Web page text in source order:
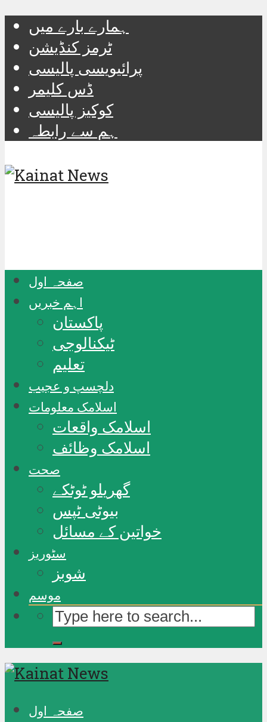
ہمارے بارے میں
ٹرمز کنڈیشن
پرائیویسی پالیسی
ڈس کلیمر
کوکیز پالیسی
ہم سے رابطہ
صفحہ اول
اہم خبریں
پاکستان
ٹیکنالوجی
تعلیم
دلچسپ و عجیب
اسلامک معلومات
اسلامک واقعات
اسلامک وظائف
صحت
گھریلو ٹوٹکے
بیوٹی ٹپس
خواتین کے مسائل
سٹوریز
شوبز
موسم
صفحہ اول